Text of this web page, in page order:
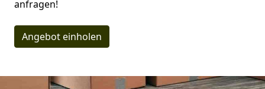
anfragen!
Angebot einholen